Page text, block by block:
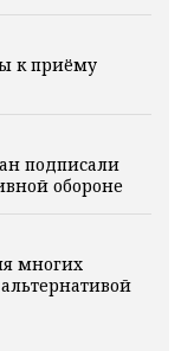
к приёму
подписали
обороне
многих